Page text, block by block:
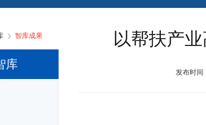
智库成果
库
以帮扶产
发布时间